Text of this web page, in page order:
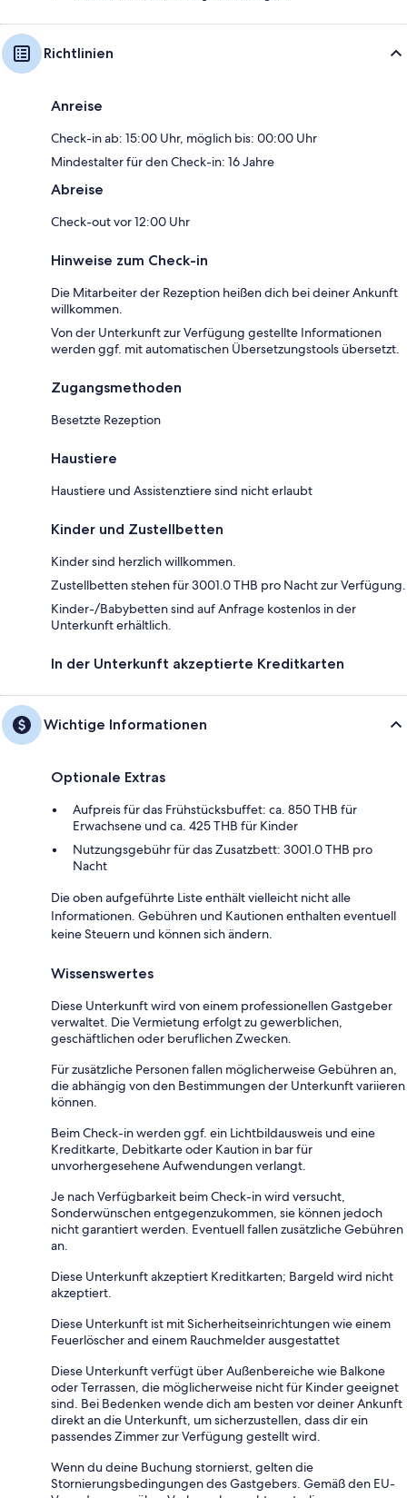
Richtlinien
Anreise
Check-in ab: 15:00 Uhr, möglich bis: 00:00 Uhr
Mindestalter für den Check-in: 16 Jahre
Abreise
Check-out vor 12:00 Uhr
Hinweise zum Check-in
Die Mitarbeiter der Rezeption heißen dich bei deiner Ankunft
willkommen.
Von der Unterkunft zur Verfügung gestellte Informationen
werden ggf. mit automatischen Übersetzungstools übersetzt.
Zugangsmethoden
Besetzte Rezeption
Haustiere
Haustiere und Assistenztiere sind nicht erlaubt
Kinder und Zustellbetten
Kinder sind herzlich willkommen.
Zustellbetten stehen für 3001.0 THB pro Nacht zur Verfügung.
Kinder-/Babybetten sind auf Anfrage kostenlos in der
Unterkunft erhältlich.
In der Unterkunft akzeptierte Kreditkarten
Wichtige Informationen
Optionale Extras
Aufpreis für das Frühstücksbuffet: ca. 850 THB für
Erwachsene und ca. 425 THB für Kinder
Nutzungsgebühr für das Zusatzbett: 3001.0 THB pro
Nacht
Die oben aufgeführte Liste enthält vielleicht nicht alle
Informationen. Gebühren und Kautionen enthalten eventuell
keine Steuern und können sich ändern.
Wissenswertes
Diese Unterkunft wird von einem professionellen Gastgeber
verwaltet. Die Vermietung erfolgt zu gewerblichen,
geschäftlichen oder beruflichen Zwecken.
Für zusätzliche Personen fallen möglicherweise Gebühren an,
die abhängig von den Bestimmungen der Unterkunft variieren
können.
Beim Check-in werden ggf. ein Lichtbildausweis und eine
Kreditkarte, Debitkarte oder Kaution in bar für
unvorhergesehene Aufwendungen verlangt.
Je nach Verfügbarkeit beim Check-in wird versucht,
Sonderwünschen entgegenzukommen, sie können jedoch
nicht garantiert werden. Eventuell fallen zusätzliche Gebühren
an.
Diese Unterkunft akzeptiert Kreditkarten; Bargeld wird nicht
akzeptiert.
Diese Unterkunft ist mit Sicherheitseinrichtungen wie einem
Feuerlöscher and einem Rauchmelder ausgestattet
Diese Unterkunft verfügt über Außenbereiche wie Balkone
oder Terrassen, die möglicherweise nicht für Kinder geeignet
sind. Bei Bedenken wende dich am besten vor deiner Ankunft
direkt an die Unterkunft, um sicherzustellen, dass dir ein
passendes Zimmer zur Verfügung gestellt wird.
Wenn du deine Buchung stornierst, gelten die
Stornierungsbedingungen des Gastgebers. Gemäß den EU-